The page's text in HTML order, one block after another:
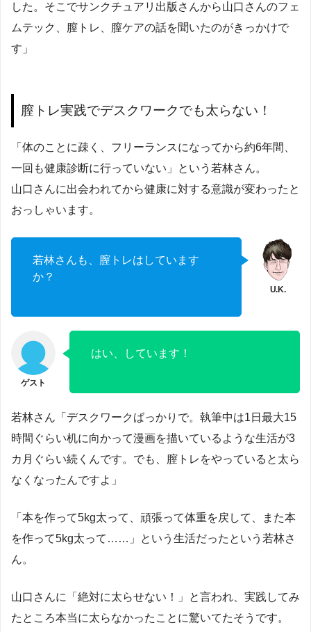
した。そこでサンクチュアリ出版さんから山口さんのフェ
ムテック、膣トレ、膣ケアの話を聞いたのがきっかけで
す」
膣トレ実践でデスクワークでも太らない！
「体のことに疎く、フリーランスになってから約6年間、
一回も健康診断に行っていない」という若林さん。
山口さんに出会われてから健康に対する意識が変わったと
おっしゃいます。
若林さんも、膣トレはしています
か？
はい、しています！
若林さん「デスクワークばっかりで。執筆中は1日最大15
時間ぐらい机に向かって漫画を描いているような生活が3
カ月ぐらい続くんです。でも、膣トレをやっていると太ら
なくなったんですよ」
「本を作って5kg太って、頑張って体重を戻して、また本
を作って5kg太って……」という生活だったという若林さ
ん。
山口さんに「絶対に太らせない！」と言われ、実践してみ
たところ本当に太らなかったことに驚いてたそうです。